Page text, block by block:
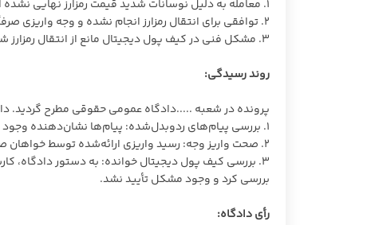
1. معامله به دلیل نوسانات شدید قیمت رمزارز نهایی نشده است.
2. توافقی برای انتقال رمزارز انجام نشده و وجه واریزی صرفاً به‌عنوان پیش‌پرداخت بوده است.
3. مشکل فنی در کیف پول دیجیتال مانع از انتقال رمزارز شده است.
روند رسیدگی:
پرونده در شعبه .....دادگاه عمومی حقوقی مطرح گردید.
1. بررسی پیام‌های ردوبدل‌شده: پیام‌ها نشان‌دهنده وجود توافق قطعی بین طرفین برای انتقال رمزارز در ازای مبلغ واریزی بود.
2. صحت واریز وجه: رسید واریزی ارائه‌شده توسط خواهان صحت انتقال وجه معامله را تأیید کرد.
3. بررسی کیف پول دیجیتال خوانده: به دستور
بررسی کرد و وجود مشکل تأیید نشد.
رأی دادگاه: